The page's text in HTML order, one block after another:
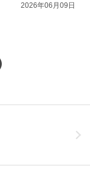
2026年06月09日